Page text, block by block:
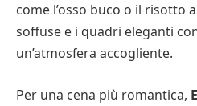
come l’osso buco o il risotto
soffuse e i quadri eleganti
un’atmosfera accogliente.
Per una cena più romantica,